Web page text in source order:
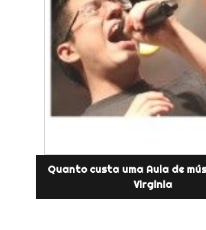
Quanto custa uma Aula de
Virginia